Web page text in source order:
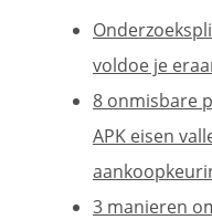
voldoe je
8 onmisbare
APK eisen
3 manieren